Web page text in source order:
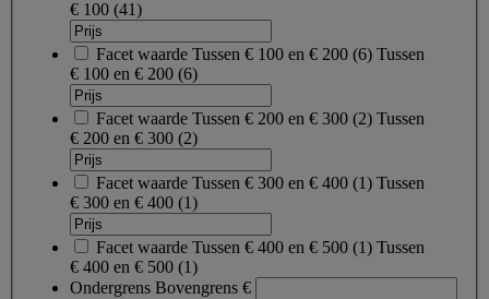
€ 100 (41)
Facet waarde Tussen € 100 en € 200 (6) Tussen
€ 100 en € 200 (6)
Facet waarde Tussen € 200 en € 300 (2) Tussen
€ 200 en € 300 (2)
Facet waarde Tussen € 300 en € 400 (1) Tussen
€ 300 en € 400 (1)
Facet waarde Tussen € 400 en € 500 (1) Tussen
€ 400 en € 500 (1)
Ondergrens Bovengrens €